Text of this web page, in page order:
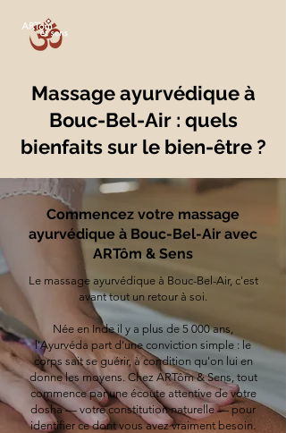
Massage ayurvédique à
Bouc-Bel-Air : quels
bienfaits sur le bien-être ?
Commencez votre massage
ayurvédique à Bouc-Bel-Air avec
ARTôm & Sens
Le massage ayurvédique à Bouc-Bel-Air, c'est
avant tout un retour à soi.
Née en Inde il y a plus de 5 000 ans,
l'Ayurvéda part d'une conviction simple : le
corps sait se guérir, à condition qu'on lui en
donne les moyens. Chez ARTôm & Sens, tout
commence par une écoute attentive de votre
dosha — votre constitution naturelle — pour
identifier ce dont vous avez vraiment besoin.